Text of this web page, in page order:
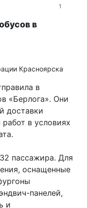
1
в
Красноярска
в
«Берлога». Они
доставки
в условиях
пассажира. Для
оснащенные
панелей,
и